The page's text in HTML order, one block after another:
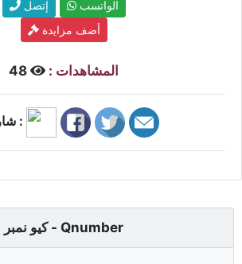
إتصل
الواتسب
أضف مزايدة
المشاهدات :
شارك :
كيو نمبر - Qnumber